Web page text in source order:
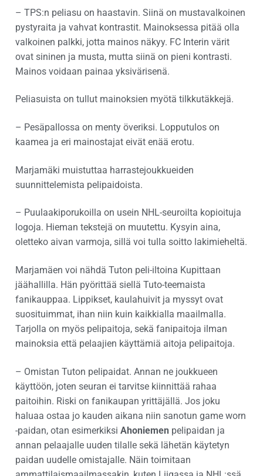
– TPS:n peliasu on haastavin. Siinä on mustavalkoinen
pystyraita ja vahvat kontrastit. Mainoksessa pitää olla
valkoinen palkki, jotta mainos näkyy. FC Interin värit
ovat sininen ja musta, mutta siinä on pieni kontrasti.
Mainos voidaan painaa yksivärisenä.
Peliasuista on tullut mainoksien myötä tilkkutäkkejä.
– Pesäpallossa on menty överiksi. Lopputulos on
kaamea ja eri mainostajat eivät enää erotu.
Marjamäki muistuttaa harrastejoukkueiden
suunnittelemista pelipaidoista.
– Puulaakiporukoilla on usein NHL-seuroilta kopioituja
logoja. Hieman tekstejä on muutettu. Kysyin aina,
oletteko aivan varmoja, sillä voi tulla soitto lakimieheltä.
Marjamäen voi nähdä Tuton peli-iltoina Kupittaan
jäähallilla. Hän pyörittää siellä Tuto-teemaista
fanikauppaa. Lippikset, kaulahuivit ja myssyt ovat
suosituimmat, ihan niin kuin kaikkialla maailmalla.
Tarjolla on myös pelipaitoja, sekä fanipaitoja ilman
mainoksia että pelaajien käyttämiä aitoja pelipaitoja.
– Omistan Tuton pelipaidat. Annan ne joukkueen
käyttöön, joten seuran ei tarvitse kiinnittää rahaa
paitoihin. Riski on fanikaupan yrittäjällä. Jos joku
haluaa ostaa jo kauden aikana niin sanotun game worn
-paidan, otan esimerkiksi Ahoniemen pelipaidan ja
annan pelaajalle uuden tilalle sekä lähetän käytetyn
paidan uudelle omistajalle. Näin toimitaan